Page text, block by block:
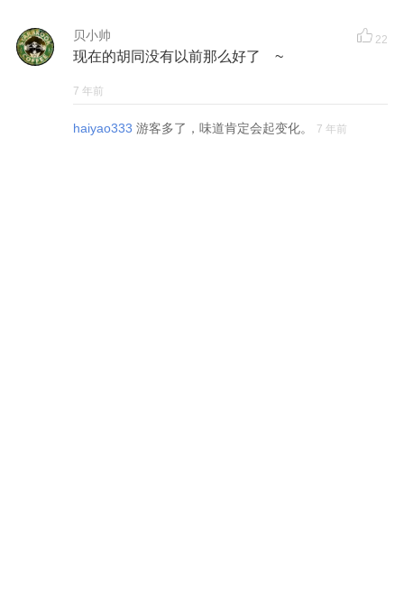
贝小帅 22
现在的胡同没有以前那么好了 ~
7 年前
haiyao333 游客多了，味道肯定会起变化。 7 年前